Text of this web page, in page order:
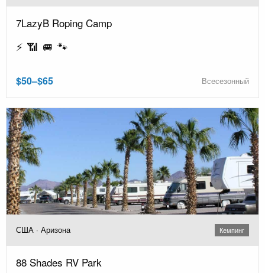
7LazyB Roping Camp
⚡ 📶 🚐 🐾
$50–$65 Всесезонный
США · Аризона Кемпинг
88 Shades RV Park